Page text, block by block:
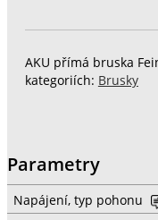
AKU přímá bruska
kategoriích: Brusky
Parametry
Napájení, typ pohonu